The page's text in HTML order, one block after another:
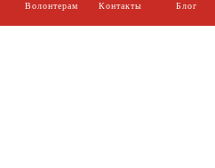
Волонтерам Контакты Блог